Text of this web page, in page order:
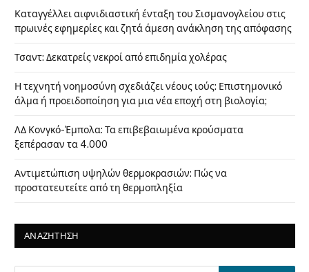
Καταγγέλλει αιφνιδιαστική ένταξη του Σισμανογλείου στις
πρωινές εφημερίες και ζητά άμεση ανάκληση της απόφασης
Τσαντ: Δεκατρείς νεκροί από επιδημία χολέρας
Η τεχνητή νοημοσύνη σχεδιάζει νέους ιούς: Επιστημονικό
άλμα ή προειδοποίηση για μια νέα εποχή στη βιολογία;
ΛΔ Κονγκό-Έμπολα: Τα επιβεβαιωμένα κρούσματα
ξεπέρασαν τα 4.000
Αντιμετώπιση υψηλών θερμοκρασιών: Πώς να
προστατευτείτε από τη θερμοπληξία
ΑΝΑΖΗΤΗΣΗ